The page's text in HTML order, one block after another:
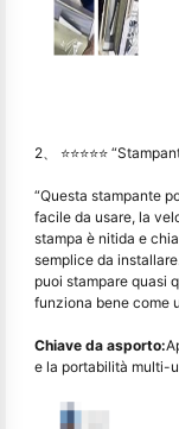
2、 ⭐⭐⭐⭐⭐
“Questa stampante
facile da usare, la
stampa è nitida e
semplice da
puoi stampare quasi
funziona bene come
Chiave da asporto:
e la portabilità multi-